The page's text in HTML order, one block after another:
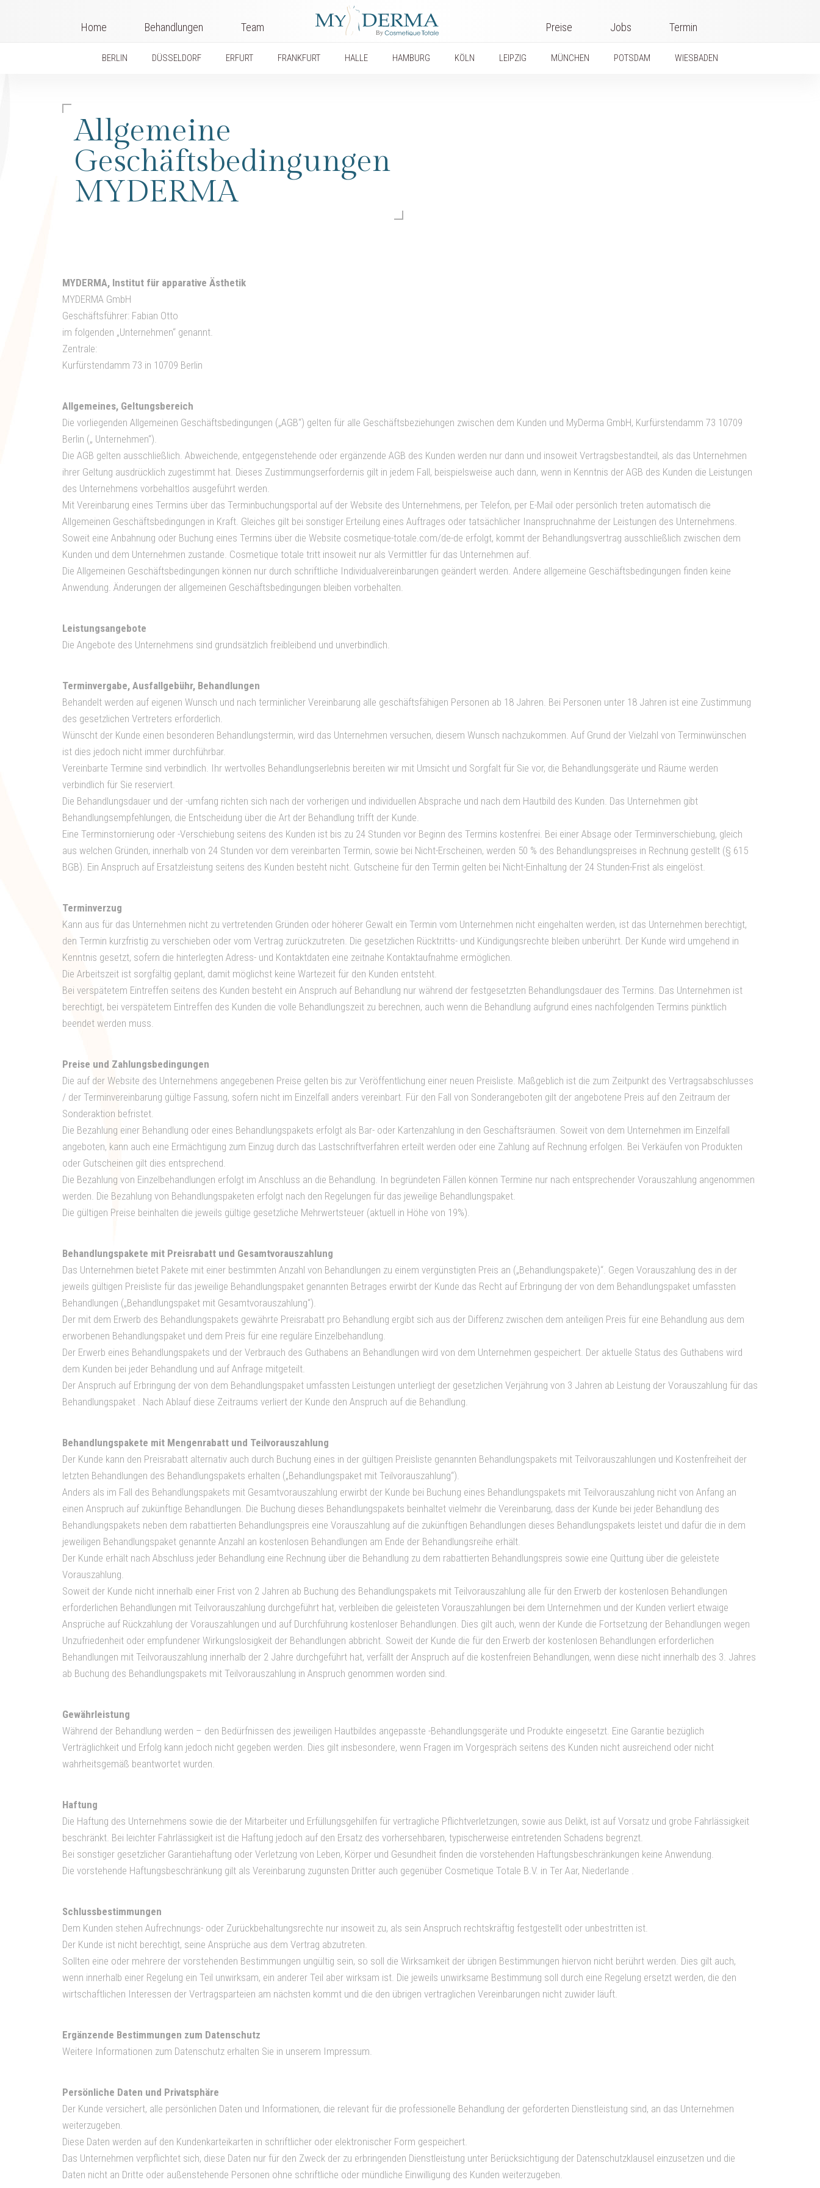
Home Behandlungen Team Preise Jobs Termin
BERLIN DÜSSELDORF ERFURT FRANKFURT HALLE HAMBURG KÖLN LEIPZIG MÜNCHEN POTSDAM WIESBADEN
Allgemeine
Geschäftsbedingungen
MYDERMA
MYDERMA, Institut für apparative Ästhetik
MYDERMA GmbH
Geschäftsführer: Fabian Otto
im folgenden „Unternehmen“ genannt.
Zentrale:
Kurfürstendamm 73 in 10709 Berlin
Allgemeines, Geltungsbereich
Die vorliegenden Allgemeinen Geschäftsbedingungen („AGB“) gelten für alle Geschäftsbeziehungen zwischen dem Kunden und MyDerma GmbH, Kurfürstendamm 73 10709
Berlin („ Unternehmen“).
Die AGB gelten ausschließlich. Abweichende, entgegenstehende oder ergänzende AGB des Kunden werden nur dann und insoweit Vertragsbestandteil, als das Unternehmen
ihrer Geltung ausdrücklich zugestimmt hat. Dieses Zustimmungserfordernis gilt in jedem Fall, beispielsweise auch dann, wenn in Kenntnis der AGB des Kunden die Leistungen
des Unternehmens vorbehaltlos ausgeführt werden.
Mit Vereinbarung eines Termins über das Terminbuchungsportal auf der Website des Unternehmens, per Telefon, per E-Mail oder persönlich treten automatisch die
Allgemeinen Geschäftsbedingungen in Kraft. Gleiches gilt bei sonstiger Erteilung eines Auftrages oder tatsächlicher Inanspruchnahme der Leistungen des Unternehmens.
Soweit eine Anbahnung oder Buchung eines Termins über die Website cosmetique-totale.com/de-de erfolgt, kommt der Behandlungsvertrag ausschließlich zwischen dem
Kunden und dem Unternehmen zustande. Cosmetique totale tritt insoweit nur als Vermittler für das Unternehmen auf.
Die Allgemeinen Geschäftsbedingungen können nur durch schriftliche Individualvereinbarungen geändert werden. Andere allgemeine Geschäftsbedingungen finden keine
Anwendung. Änderungen der allgemeinen Geschäftsbedingungen bleiben vorbehalten.
Leistungsangebote
Die Angebote des Unternehmens sind grundsätzlich freibleibend und unverbindlich.
Terminvergabe, Ausfallgebühr, Behandlungen
Behandelt werden auf eigenen Wunsch und nach terminlicher Vereinbarung alle geschäftsfähigen Personen ab 18 Jahren. Bei Personen unter 18 Jahren ist eine Zustimmung
des gesetzlichen Vertreters erforderlich.
Wünscht der Kunde einen besonderen Behandlungstermin, wird das Unternehmen versuchen, diesem Wunsch nachzukommen. Auf Grund der Vielzahl von Terminwünschen
ist dies jedoch nicht immer durchführbar.
Vereinbarte Termine sind verbindlich. Ihr wertvolles Behandlungserlebnis bereiten wir mit Umsicht und Sorgfalt für Sie vor, die Behandlungsgeräte und Räume werden
verbindlich für Sie reserviert.
Die Behandlungsdauer und der -umfang richten sich nach der vorherigen und individuellen Absprache und nach dem Hautbild des Kunden. Das Unternehmen gibt
Behandlungsempfehlungen, die Entscheidung über die Art der Behandlung trifft der Kunde.
Eine Terminstornierung oder -Verschiebung seitens des Kunden ist bis zu 24 Stunden vor Beginn des Termins kostenfrei. Bei einer Absage oder Terminverschiebung, gleich
aus welchen Gründen, innerhalb von 24 Stunden vor dem vereinbarten Termin, sowie bei Nicht-Erscheinen, werden 50 % des Behandlungspreises in Rechnung gestellt (§ 615
BGB). Ein Anspruch auf Ersatzleistung seitens des Kunden besteht nicht. Gutscheine für den Termin gelten bei Nicht-Einhaltung der 24 Stunden-Frist als eingelöst.
Terminverzug
Kann aus für das Unternehmen nicht zu vertretenden Gründen oder höherer Gewalt ein Termin vom Unternehmen nicht eingehalten werden, ist das Unternehmen berechtigt,
den Termin kurzfristig zu verschieben oder vom Vertrag zurückzutreten. Die gesetzlichen Rücktritts- und Kündigungsrechte bleiben unberührt. Der Kunde wird umgehend in
Kenntnis gesetzt, sofern die hinterlegten Adress- und Kontaktdaten eine zeitnahe Kontaktaufnahme ermöglichen.
Die Arbeitszeit ist sorgfältig geplant, damit möglichst keine Wartezeit für den Kunden entsteht.
Bei verspätetem Eintreffen seitens des Kunden besteht ein Anspruch auf Behandlung nur während der festgesetzten Behandlungsdauer des Termins. Das Unternehmen ist
berechtigt, bei verspätetem Eintreffen des Kunden die volle Behandlungszeit zu berechnen, auch wenn die Behandlung aufgrund eines nachfolgenden Termins pünktlich
beendet werden muss.
Preise und Zahlungsbedingungen
Die auf der Website des Unternehmens angegebenen Preise gelten bis zur Veröffentlichung einer neuen Preisliste. Maßgeblich ist die zum Zeitpunkt des Vertragsabschlusses
/ der Terminvereinbarung gültige Fassung, sofern nicht im Einzelfall anders vereinbart. Für den Fall von Sonderangeboten gilt der angebotene Preis auf den Zeitraum der
Sonderaktion befristet.
Die Bezahlung einer Behandlung oder eines Behandlungspakets erfolgt als Bar- oder Kartenzahlung in den Geschäftsräumen. Soweit von dem Unternehmen im Einzelfall
angeboten, kann auch eine Ermächtigung zum Einzug durch das Lastschriftverfahren erteilt werden oder eine Zahlung auf Rechnung erfolgen. Bei Verkäufen von Produkten
oder Gutscheinen gilt dies entsprechend.
Die Bezahlung von Einzelbehandlungen erfolgt im Anschluss an die Behandlung. In begründeten Fällen können Termine nur nach entsprechender Vorauszahlung angenommen
werden. Die Bezahlung von Behandlungspaketen erfolgt nach den Regelungen für das jeweilige Behandlungspaket.
Die gültigen Preise beinhalten die jeweils gültige gesetzliche Mehrwertsteuer (aktuell in Höhe von 19%).
Behandlungspakete mit Preisrabatt und Gesamtvorauszahlung
Das Unternehmen bietet Pakete mit einer bestimmten Anzahl von Behandlungen zu einem vergünstigten Preis an („Behandlungspakete)“. Gegen Vorauszahlung des in der
jeweils gültigen Preisliste für das jeweilige Behandlungspaket genannten Betrages erwirbt der Kunde das Recht auf Erbringung der von dem Behandlungspaket umfassten
Behandlungen („Behandlungspaket mit Gesamtvorauszahlung“).
Der mit dem Erwerb des Behandlungspakets gewährte Preisrabatt pro Behandlung ergibt sich aus der Differenz zwischen dem anteiligen Preis für eine Behandlung aus dem
erworbenen Behandlungspaket und dem Preis für eine reguläre Einzelbehandlung.
Der Erwerb eines Behandlungspakets und der Verbrauch des Guthabens an Behandlungen wird von dem Unternehmen gespeichert. Der aktuelle Status des Guthabens wird
dem Kunden bei jeder Behandlung und auf Anfrage mitgeteilt.
Der Anspruch auf Erbringung der von dem Behandlungspaket umfassten Leistungen unterliegt der gesetzlichen Verjährung von 3 Jahren ab Leistung der Vorauszahlung für das
Behandlungspaket . Nach Ablauf diese Zeitraums verliert der Kunde den Anspruch auf die Behandlung.
Behandlungspakete mit Mengenrabatt und Teilvorauszahlung
Der Kunde kann den Preisrabatt alternativ auch durch Buchung eines in der gültigen Preisliste genannten Behandlungspakets mit Teilvorauszahlungen und Kostenfreiheit der
letzten Behandlungen des Behandlungspakets erhalten („Behandlungspaket mit Teilvorauszahlung“).
Anders als im Fall des Behandlungspakets mit Gesamtvorauszahlung erwirbt der Kunde bei Buchung eines Behandlungspakets mit Teilvorauszahlung nicht von Anfang an
einen Anspruch auf zukünftige Behandlungen. Die Buchung dieses Behandlungspakets beinhaltet vielmehr die Vereinbarung, dass der Kunde bei jeder Behandlung des
Behandlungspakets neben dem rabattierten Behandlungspreis eine Vorauszahlung auf die zukünftigen Behandlungen dieses Behandlungspakets leistet und dafür die in dem
jeweiligen Behandlungspaket genannte Anzahl an kostenlosen Behandlungen am Ende der Behandlungsreihe erhält.
Der Kunde erhält nach Abschluss jeder Behandlung eine Rechnung über die Behandlung zu dem rabattierten Behandlungspreis sowie eine Quittung über die geleistete
Vorauszahlung.
Soweit der Kunde nicht innerhalb einer Frist von 2 Jahren ab Buchung des Behandlungspakets mit Teilvorauszahlung alle für den Erwerb der kostenlosen Behandlungen
erforderlichen Behandlungen mit Teilvorauszahlung durchgeführt hat, verbleiben die geleisteten Vorauszahlungen bei dem Unternehmen und der Kunden verliert etwaige
Ansprüche auf Rückzahlung der Vorauszahlungen und auf Durchführung kostenloser Behandlungen. Dies gilt auch, wenn der Kunde die Fortsetzung der Behandlungen wegen
Unzufriedenheit oder empfundener Wirkungslosigkeit der Behandlungen abbricht. Soweit der Kunde die für den Erwerb der kostenlosen Behandlungen erforderlichen
Behandlungen mit Teilvorauszahlung innerhalb der 2 Jahre durchgeführt hat, verfällt der Anspruch auf die kostenfreien Behandlungen, wenn diese nicht innerhalb des 3. Jahres
ab Buchung des Behandlungspakets mit Teilvorauszahlung in Anspruch genommen worden sind.
Gewährleistung
Während der Behandlung werden – den Bedürfnissen des jeweiligen Hautbildes angepasste -Behandlungsgeräte und Produkte eingesetzt. Eine Garantie bezüglich
Verträglichkeit und Erfolg kann jedoch nicht gegeben werden. Dies gilt insbesondere, wenn Fragen im Vorgespräch seitens des Kunden nicht ausreichend oder nicht
wahrheitsgemäß beantwortet wurden.
Haftung
Die Haftung des Unternehmens sowie die der Mitarbeiter und Erfüllungsgehilfen für vertragliche Pflichtverletzungen, sowie aus Delikt, ist auf Vorsatz und grobe Fahrlässigkeit
beschränkt. Bei leichter Fahrlässigkeit ist die Haftung jedoch auf den Ersatz des vorhersehbaren, typischerweise eintretenden Schadens begrenzt.
Bei sonstiger gesetzlicher Garantiehaftung oder Verletzung von Leben, Körper und Gesundheit finden die vorstehenden Haftungsbeschränkungen keine Anwendung.
Die vorstehende Haftungsbeschränkung gilt als Vereinbarung zugunsten Dritter auch gegenüber Cosmetique Totale B.V. in Ter Aar, Niederlande .
Schlussbestimmungen
Dem Kunden stehen Aufrechnungs- oder Zurückbehaltungsrechte nur insoweit zu, als sein Anspruch rechtskräftig festgestellt oder unbestritten ist.
Der Kunde ist nicht berechtigt, seine Ansprüche aus dem Vertrag abzutreten.
Sollten eine oder mehrere der vorstehenden Bestimmungen ungültig sein, so soll die Wirksamkeit der übrigen Bestimmungen hiervon nicht berührt werden. Dies gilt auch,
wenn innerhalb einer Regelung ein Teil unwirksam, ein anderer Teil aber wirksam ist. Die jeweils unwirksame Bestimmung soll durch eine Regelung ersetzt werden, die den
wirtschaftlichen Interessen der Vertragsparteien am nächsten kommt und die den übrigen vertraglichen Vereinbarungen nicht zuwider läuft.
Ergänzende Bestimmungen zum Datenschutz
Weitere Informationen zum Datenschutz erhalten Sie in unserem Impressum.
Persönliche Daten und Privatsphäre
Der Kunde versichert, alle persönlichen Daten und Informationen, die relevant für die professionelle Behandlung der geforderten Dienstleistung sind, an das Unternehmen
weiterzugeben.
Diese Daten werden auf den Kundenkarteikarten in schriftlicher oder elektronischer Form gespeichert.
Das Unternehmen verpflichtet sich, diese Daten nur für den Zweck der zu erbringenden Dienstleistung unter Berücksichtigung der Datenschutzklausel einzusetzen und die
Daten nicht an Dritte oder außenstehende Personen ohne schriftliche oder mündliche Einwilligung des Kunden weiterzugeben.